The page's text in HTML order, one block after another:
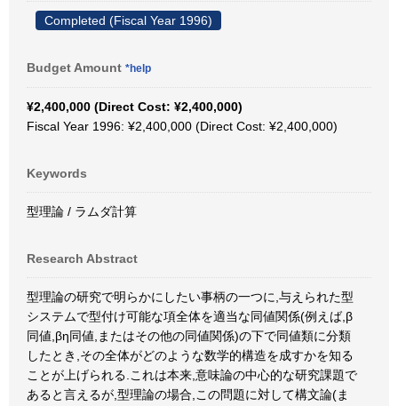
Completed (Fiscal Year 1996)
Budget Amount *help
¥2,400,000 (Direct Cost: ¥2,400,000)
Fiscal Year 1996: ¥2,400,000 (Direct Cost: ¥2,400,000)
Keywords
型理論 / ラムダ計算
Research Abstract
型理論の研究で明らかにしたい事柄の一つに,与えられた型
システムで型付け可能な項全体を適当な同値関係(例えば,β
同値,βη同値,またはその他の同値関係)の下で同値類に分類
したとき,その全体がどのような数学的構造を成すかを知る
ことが上げられる.これは本来,意味論の中心的な研究課題で
あると言えるが,型理論の場合,この問題に対して構文論(ま